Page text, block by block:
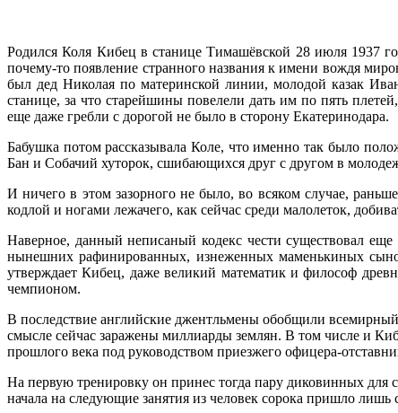
Родился Коля Кибец в станице Тимашёвской 28 июля 1937
почему-то появление странного названия к имени вождя
был дед Николая по материнской линии, молодой казак
станице, за что старейшины повелели дать им по пять
еще даже гребли с дорогой не было в сторону Екатеринодара.
Бабушка потом рассказывала Коле, что именно так было
Бан и Собачий хуторок, сшибающихся друг с другом в
И ничего в этом зазорного не было, во всяком случае,
кодлой и ногами лежачего, как сейчас среди малолеток,
Наверное, данный неписаный кодекс чести существовал
нынешних рафинированных, изнеженных маменькиных
утверждает Кибец, даже великий математик и философ
чемпионом.
В последствие английские джентльмены обобщили
смысле сейчас заражены миллиарды землян. В том числе и
прошлого века под руководством приезжего офицера-
На первую тренировку он принес тогда пару диковинных для
начала на следующие занятия из человек сорока пришло